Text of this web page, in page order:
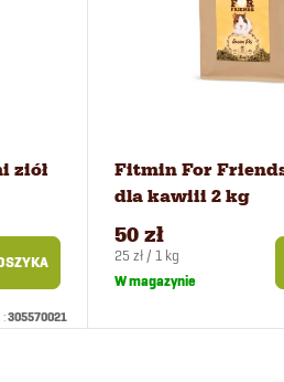
ziół
:305570021
Fitmin For
dla kawiii 2 kg
50 zł
Cena
jednostkowa:
25 zł / 1 kg
W magazynie